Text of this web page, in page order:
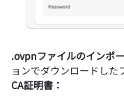
.ovpnファイルのインポ
ョンでダウンロードした
CA証明書：